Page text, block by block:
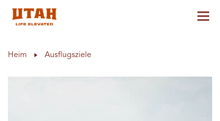
Heim Ausflugsziele